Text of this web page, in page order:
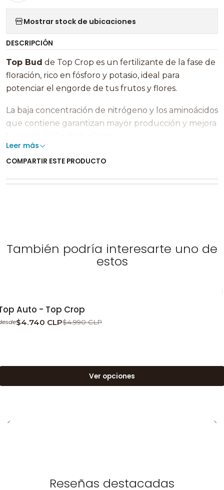
Mostrar stock de ubicaciones
DESCRIPCIÓN
Top Bud de Top Crop es un fertilizante de la fase de
floración, rico en fósforo y potasio, ideal para
potenciar el engorde de tus frutos y flores.
La baja concentración de nitrógeno y los aminoácidos
que contiene garantizan mayor producción y mejora
Si quieres un remate que garantice la excelencia en
Leer más
COMPARTIR ESTE PRODUCTO
También podría interesarte uno de
estos
Auto - Top Crop
$4.740 CLP$4.990 CLP
Ver opciones
Reseñas destacadas